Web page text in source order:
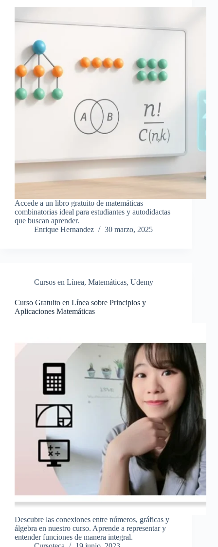
Accede a un libro gratuito de matemáticas
combinatorias ideal para estudiantes y autodidactas
que buscan aprender.
Enrique Hernandez
30 marzo, 2025
Cursos en Línea, Matemáticas, Udemy
Curso Gratuito en Línea sobre Principios y
Aplicaciones Matemáticas
Descubre las conexiones entre números, gráficas y
álgebra en nuestro curso. Aprende a representar y
entender funciones de manera integral.